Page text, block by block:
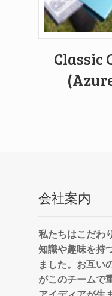
Classic
会社案内
私たちはこだわ
知識や趣味を持
ました。お互い
がこのチームで